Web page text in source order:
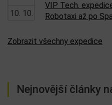
10. 10.
VIP Tech.
Robotaxi až po
Zobrazit všechny expedice
Nejnovější články